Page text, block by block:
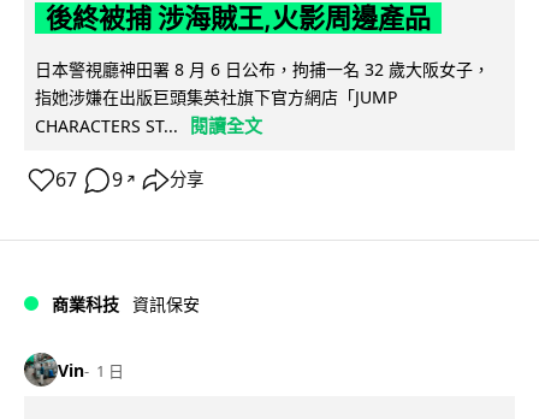
後終被捕 涉海賊王,火影周邊產品
日本警視廳神田署 8 月 6 日公布，拘捕一名 32 歲大阪女子，
指她涉嫌在出版巨頭集英社旗下官方網店「JUMP
CHARACTERS ST...
閱讀全文
67 9 ↗ 分享
商業科技 資訊保安
Vin 1 日